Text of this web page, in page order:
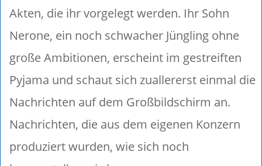
Akten, die ihr vorgelegt werden. Ihr Sohn
Nerone, ein noch schwacher Jüngling ohne
große Ambitionen, erscheint im gestreiften
Pyjama und schaut sich zuallererst einmal die
Nachrichten auf dem Großbildschirm an.
Nachrichten, die aus dem eigenen Konzern
produziert wurden, wie sich noch